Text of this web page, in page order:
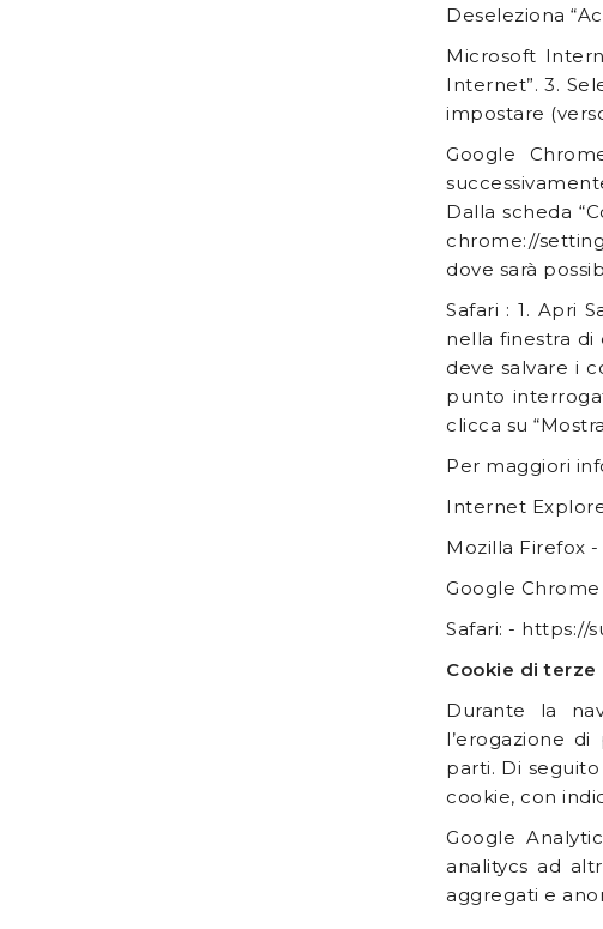
Deseleziona
Microsoft
Internet”. 3.
impostare
Google
Dalla scheda
chrome://
dove sarà
Safari : 1. Apri
nella finestra di
deve salvare i
punto
clicca su
Per maggiori
Internet
Mozilla Firefox
Google
Safari: - https://
Cookie di terze
Durante la
l’erogazione
parti. Di
cookie, con
Google
analitycs ad
aggregati e